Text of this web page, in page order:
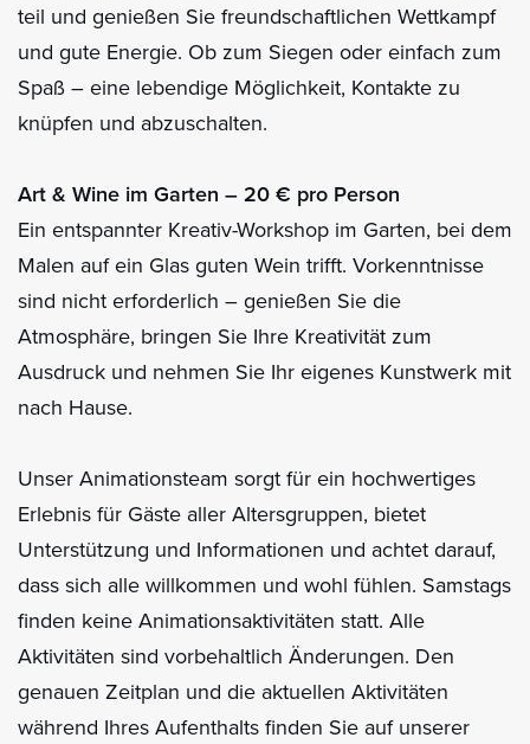
teil und genießen Sie freundschaftlichen Wettkampf
und gute Energie. Ob zum Siegen oder einfach zum
Spaß – eine lebendige Möglichkeit, Kontakte zu
knüpfen und abzuschalten.
Art & Wine im Garten – 20 € pro Person
Ein entspannter Kreativ-Workshop im Garten, bei dem
Malen auf ein Glas guten Wein trifft. Vorkenntnisse
sind nicht erforderlich – genießen Sie die
Atmosphäre, bringen Sie Ihre Kreativität zum
Ausdruck und nehmen Sie Ihr eigenes Kunstwerk mit
nach Hause.
Unser Animationsteam sorgt für ein hochwertiges
Erlebnis für Gäste aller Altersgruppen, bietet
Unterstützung und Informationen und achtet darauf,
dass sich alle willkommen und wohl fühlen. Samstags
finden keine Animationsaktivitäten statt. Alle
Aktivitäten sind vorbehaltlich Änderungen. Den
genauen Zeitplan und die aktuellen Aktivitäten
während Ihres Aufenthalts finden Sie auf unserer